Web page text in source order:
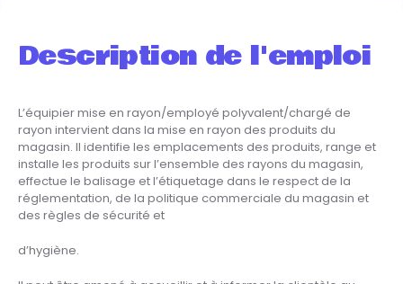
Description de l'emploi
L’équipier mise en rayon/employé polyvalent/chargé de
rayon intervient dans la mise en rayon des produits du
magasin. Il identifie les emplacements des produits, range et
installe les produits sur l’ensemble des rayons du magasin,
effectue le balisage et l’étiquetage dans le respect de la
réglementation, de la politique commerciale du magasin et
des règles de sécurité et
d’hygiène.